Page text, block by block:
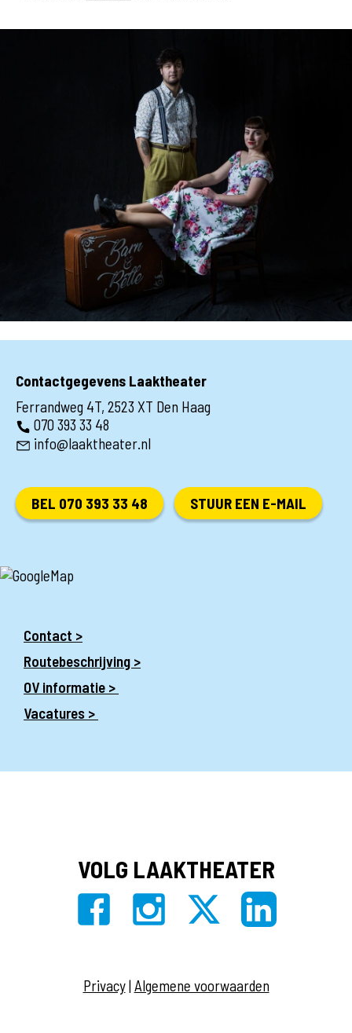
Contactgegevens Laaktheater
Ferrandweg 4T, 2523 XT Den Haag
070 393 33 48
info@laaktheater.nl
BEL 070 393 33 48 STUUR EEN E-MAIL
Contact >
Routebeschrijving >
OV informatie >
Vacatures >
VOLG LAAKTHEATER
Privacy| Algemene voorwaarden